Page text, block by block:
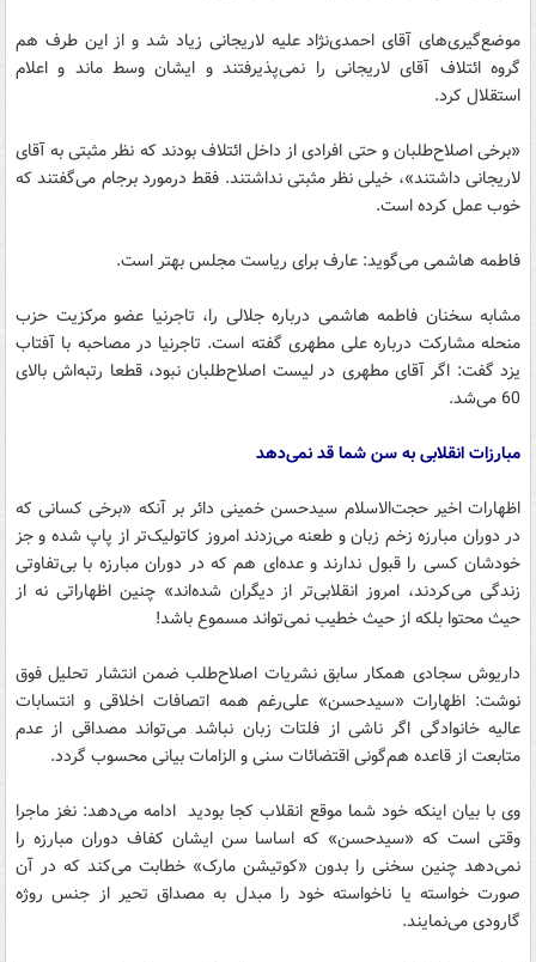
موضع‌گیری‌های آقای احمدی‌نژاد علیه لاریجانی زیاد شد و از این طرف هم
گروه ائتلاف آقای لاریجانی را نمی‌پذیرفتند و ایشان وسط ماند و اعلام
استقلال کرد.
«برخی اصلاح‌طلبان و حتی افرادی از داخل ائتلاف بودند که نظر مثبتی به آقای
لاریجانی داشتند»، خیلی نظر مثبتی نداشتند. فقط درمورد برجام می‌گفتند که
خوب عمل کرده است.
فاطمه هاشمی می‌گوید: عارف برای ریاست مجلس بهتر است.
مشابه سخنان فاطمه هاشمی درباره جلالی را، تاجرنیا عضو مرکزیت حزب
منحله مشارکت درباره علی مطهری گفته است. تاجرنیا در مصاحبه با آفتاب
یزد گفت: اگر آقای مطهری در لیست اصلاح‌طلبان نبود، قطعا رتبه‌اش بالای
60 می‌شد.
مبارزات انقلابی به سن شما قد نمی‌دهد
اظهارات اخیر حجت‌الاسلام سیدحسن خمینی دائر بر آنکه «برخی کسانی که
در دوران مبارزه زخم زبان و طعنه می‌زدند امروز کاتولیک‌تر از پاپ شده و جز
خودشان کسی را قبول ندارند و عده‌ای هم که در دوران مبارزه با بی‌تفاوتی
زندگی می‌کردند، امروز انقلابی‌تر از دیگران شده‌اند» چنین اظهاراتی نه از
حیث محتوا بلکه از حیث خطیب نمی‌تواند مسموع باشد!
داریوش سجادی همکار سابق نشریات اصلاح‌طلب ضمن انتشار تحلیل فوق
نوشت: اظهارات «سیدحسن» علی‌رغم همه اتصافات اخلاقی و انتسابات
عالیه خانوادگی اگر ناشی از فلتات زبان نباشد می‌تواند مصداقی از عدم
متابعت از قاعده هم‌گونی اقتضائات سنی و الزامات بیانی محسوب گردد.
وی با بیان اینکه خود شما موقع انقلاب کجا بودید ادامه می‌دهد: نغز ماجرا
وقتی است که «سیدحسن» که اساسا سن ایشان کفاف دوران مبارزه را
نمی‌دهد چنین سخنی را بدون «کوتیشن مارک» خطابت می‌کند که در آن
صورت خواسته یا ناخواسته خود را مبدل به مصداق تحیر از جنس روژه
گارودی می‌نمایند.